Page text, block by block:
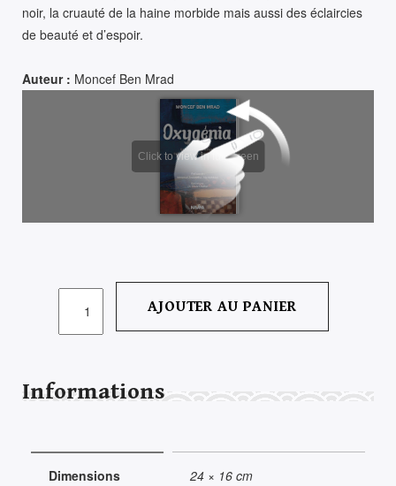
noir, la cruauté de la haine morbide mais aussi des éclaircies
de beauté et d’espoir.
Auteur : Moncef Ben Mrad
AJOUTER AU PANIER
Informations
Dimensions 24 × 16 cm